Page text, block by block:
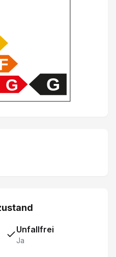
der Serienausstattung
F
G
G
Unfallfrei
Ja